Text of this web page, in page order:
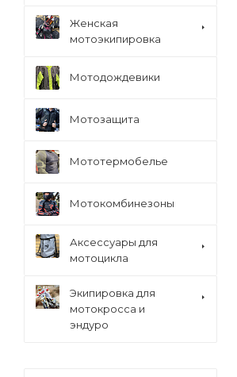
Женская
мотоэкипировка
Мотодождевики
Мотозащита
Мототермобелье
Мотокомбинезоны
Аксессуары для
мотоцикла
Экипировка для
мотокросса и
эндуро